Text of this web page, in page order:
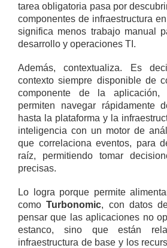
tarea obligatoria pasa por
componentes de infraestructura
significa menos trabajo manual
desarrollo y operaciones TI.
Además, contextualiza. Es
contexto siempre disponible de
componente de la
permiten navegar rápidamente
hasta la plataforma y la
inteligencia con un motor de
que correlaciona eventos, para
raíz, permitiendo tomar
precisas.
Lo logra porque permite
comoTurbonomic, con datos
pensar que las aplicaciones no
estanco, sino que están
infraestructura de base y los